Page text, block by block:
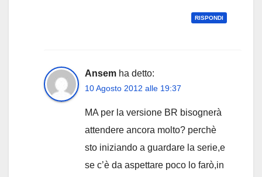
RISPONDI
Ansem ha detto:
10 Agosto 2012 alle 19:37
MA per la versione BR bisognerà
attendere ancora molto? perchè
sto iniziando a guardare la serie,e
se c’è da aspettare poco lo farò,in